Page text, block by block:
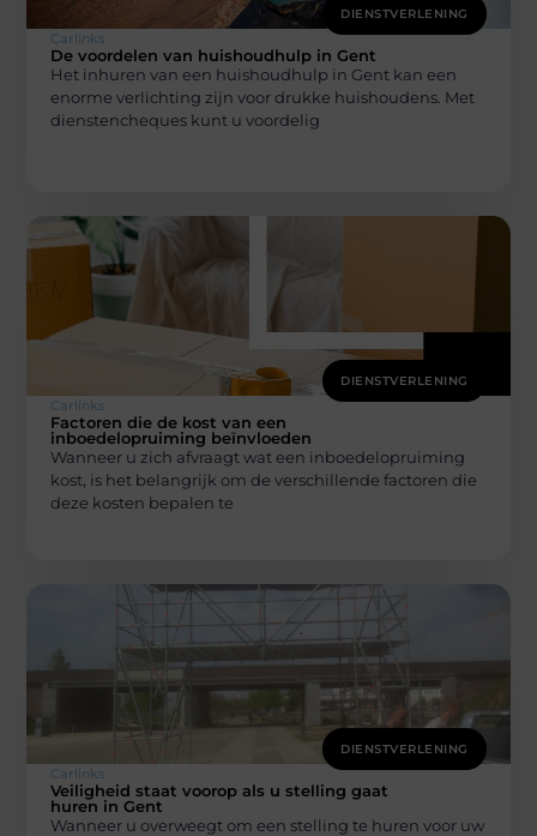
DIENSTVERLENING
Carlinks
De voordelen van huishoudhulp in Gent
Het inhuren van een huishoudhulp in Gent kan een
enorme verlichting zijn voor drukke huishoudens. Met
dienstencheques kunt u voordelig
DIENSTVERLENING
Carlinks
Factoren die de kost van een
inboedelopruiming beïnvloeden
Wanneer u zich afvraagt wat een inboedelopruiming
kost, is het belangrijk om de verschillende factoren die
deze kosten bepalen te
DIENSTVERLENING
Carlinks
Veiligheid staat voorop als u stelling gaat
huren in Gent
Wanneer u overweegt om een stelling te huren voor uw